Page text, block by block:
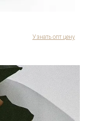
Узнать опт цену